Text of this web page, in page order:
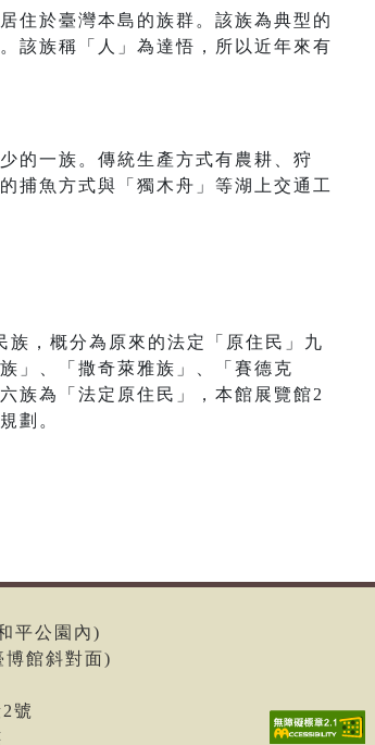
住於臺灣本島的族群。該族為典型的
該族稱「人」為達悟，所以近年來有
的一族。傳統生產方式有農耕、狩
捕魚方式與「獨木舟」等湖上交通工
，概分為原來的法定「原住民」九
」、「撒奇萊雅族」、「賽德克
族為「法定原住民」，本館展覽館2
劃。
平公園內)
館斜對面)
號